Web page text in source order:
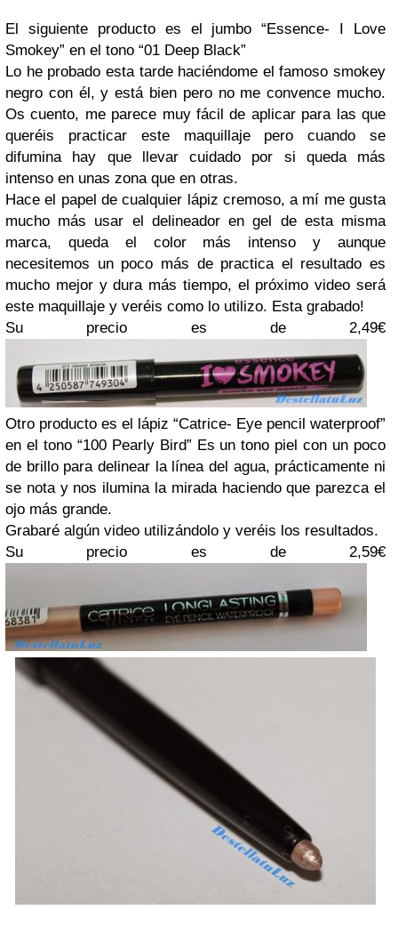
El siguiente producto es el jumbo “Essence- I Love
Smokey” en el tono “01 Deep Black”
Lo he probado esta tarde haciéndome el famoso smokey
negro con él, y está bien pero no me convence mucho.
Os cuento, me parece muy fácil de aplicar para las que
queréis practicar este maquillaje pero cuando se
difumina hay que llevar cuidado por si queda más
intenso en unas zona que en otras.
Hace el papel de cualquier lápiz cremoso, a mí me gusta
mucho más usar el delineador en gel de esta misma
marca, queda el color más intenso y aunque
necesitemos un poco más de practica el resultado es
mucho mejor y dura más tiempo, el próximo video será
este maquillaje y veréis como lo utilizo. Esta grabado!
Su precio es de 2,49€
Otro producto es el lápiz “Catrice- Eye pencil waterproof”
en el tono “100 Pearly Bird” Es un tono piel con un poco
de brillo para delinear la línea del agua, prácticamente ni
se nota y nos ilumina la mirada haciendo que parezca el
ojo más grande.
Grabaré algún video utilizándolo y veréis los resultados.
Su precio es de 2,59€